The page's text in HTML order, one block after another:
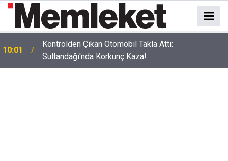
10:01
Kontrolden Çıkan Otomobil Takla Attı:
Sultandağı'nda Korkunç Kaza!